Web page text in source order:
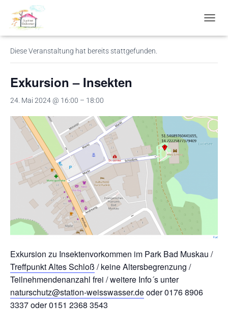
A
G
U
M
S
E
« Alle Veranstaltungen
Diese Veranstaltung hat bereits stattgefunden.
Exkursion – Insekten
24. Mai 2024 @ 16:00 – 18:00
Exkursion zu Insektenvorkommen im Park Bad Muskau /
Treffpunkt Altes Schloß / keine Altersbegrenzung /
Teilnehmendenanzahl frei / weitere Info´s unter
naturschutz@station-weisswasser.deoder 0176 8906
3337 oder 0151 2368 3543